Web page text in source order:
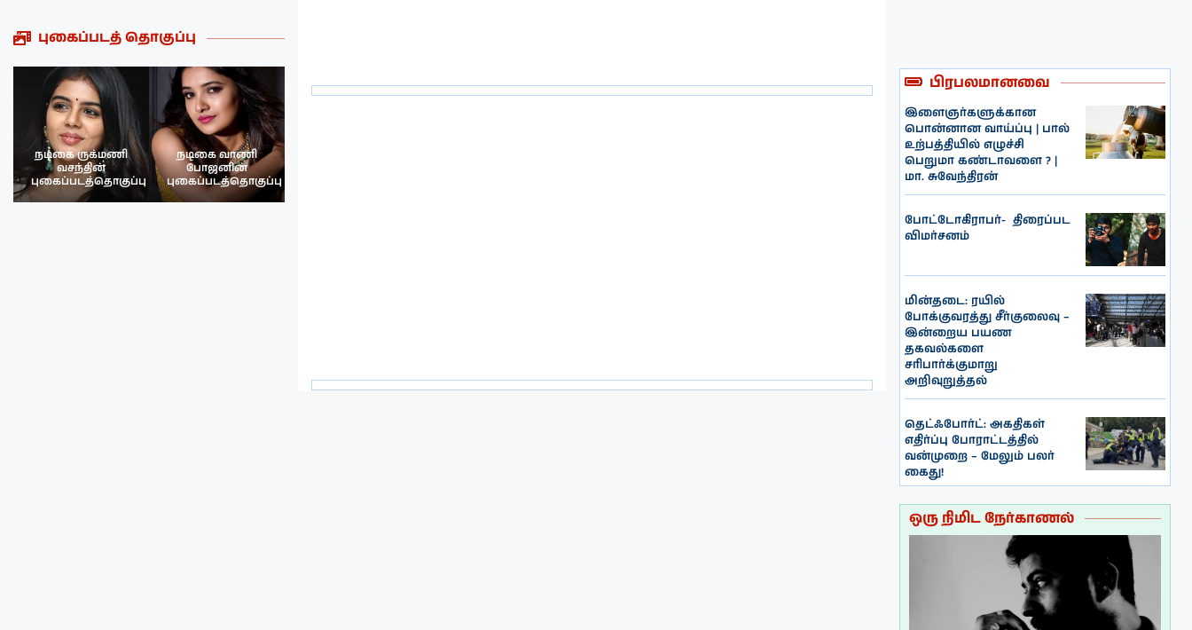
புகைப்படத் தொகுப்பு
நடிகை ருக்மணி
வசந்தின்
புகைப்படத்தொகுப்பு
நடிகை வாணி
போஜனின்
புகைப்படத்தொகுப்பு
பிரபலமானவை
இளைஞர்களுக்கான
பொன்னான வாய்ப்பு | பால்
உற்பத்தியில் எழுச்சி
பெறுமா கண்டாவளை ? |
மா. சுவேந்திரன்
போட்டோகிராபர்- ‌ திரைப்பட
விமர்சனம்
மின்தடை: ரயில்
போக்குவரத்து சீர்குலைவு –
இன்றைய பயண
தகவல்களை
சரிபார்க்குமாறு
அறிவுறுத்தல்
தெட்ஃபோர்ட்: அகதிகள்
எதிர்ப்பு போராட்டத்தில்
வன்முறை – மேலும் பலர்
கைது!
ஒரு நிமிட நேர்காணல்